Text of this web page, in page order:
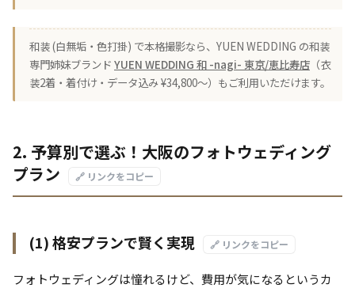
和装 (白無垢・色打掛) で本格撮影なら、YUEN WEDDING の和装
専門姉妹ブランド YUEN WEDDING 和 -nagi- 東京/恵比寿店 （衣
装2着・着付け・データ込み ¥34,800〜）もご利用いただけます。
2. 予算別で選ぶ！大阪のフォトウェディング
プラン
🔗 リンクをコピー
(1) 格安プランで賢く実現 🔗 リンクをコピー
フォトウェディングは憧れるけど、費用が気になるというカ